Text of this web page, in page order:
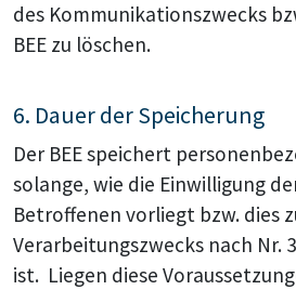
des Kommunikationszwecks
BEE zu löschen.
6. Dauer der Speicherung
Der BEE speichert
solange, wie die Einwilligung
Betroffenen vorliegt bzw. dies
Verarbeitungszwecks nach Nr.
ist. Liegen diese